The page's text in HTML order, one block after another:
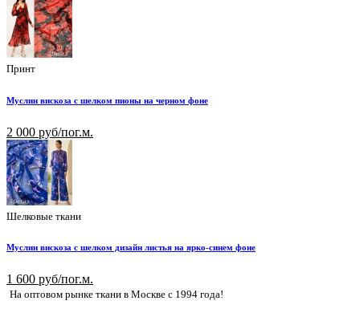
Принт
Муслин вискоза с шелком пионы на черном фоне
2 000 руб/пог.м.
Шелковые ткани
Муслин вискоза с шелком дизайн листья на ярко-синем фоне
1 600 руб/пог.м.
На оптовом рынке ткани в Москве с 1994 года!